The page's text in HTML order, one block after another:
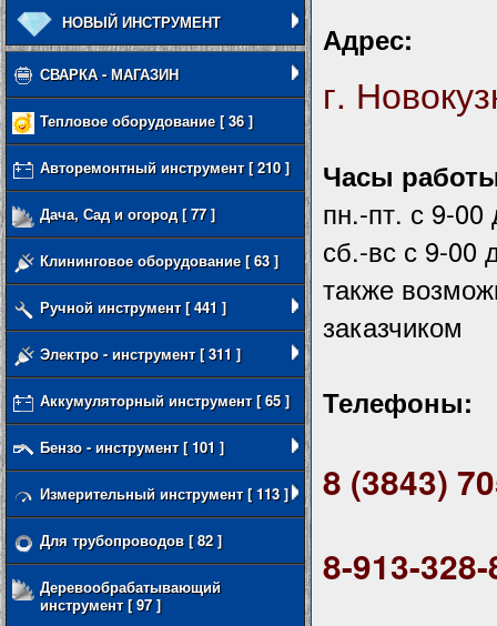
НОВЫЙ ИНСТРУМЕНТ
СВАРКА - МАГАЗИН
Тепловое оборудование [ 36 ]
Авторемонтный инструмент [ 210 ]
Дача, Сад и огород [ 77 ]
Клининговое оборудование [ 63 ]
Ручной инструмент [ 441 ]
Электро - инструмент [ 311 ]
Аккумуляторный инструмент [ 65 ]
Бензо - инструмент [ 101 ]
Измерительный инструмент [ 113 ]
Для трубопроводов [ 82 ]
Деревообрабатывающий
инструмент [ 97 ]
Адрес:
г.
Часы
пн.-пт. с 9-00
сб.-вс с 9-00
также
заказчиком
Телефоны:
8 (3843)
8-913-